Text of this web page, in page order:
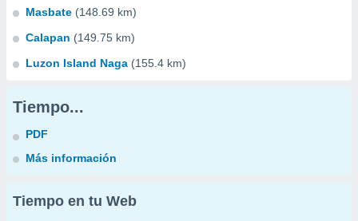
Masbate (148.69 km)
Calapan (149.75 km)
Luzon Island Naga (155.4 km)
Tiempo...
PDF
Más información
Tiempo en tu Web